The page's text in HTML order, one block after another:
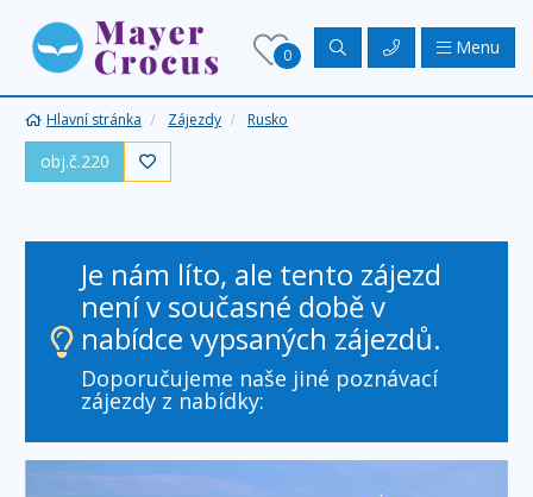
0 Menu
Hlavní stránka Zájezdy Rusko
obj.č.220 
Je nám líto, ale tento zájezd
není v současné době v
nabídce vypsaných zájezdů.
Doporučujeme naše jiné poznávací
zájezdy z nabídky: